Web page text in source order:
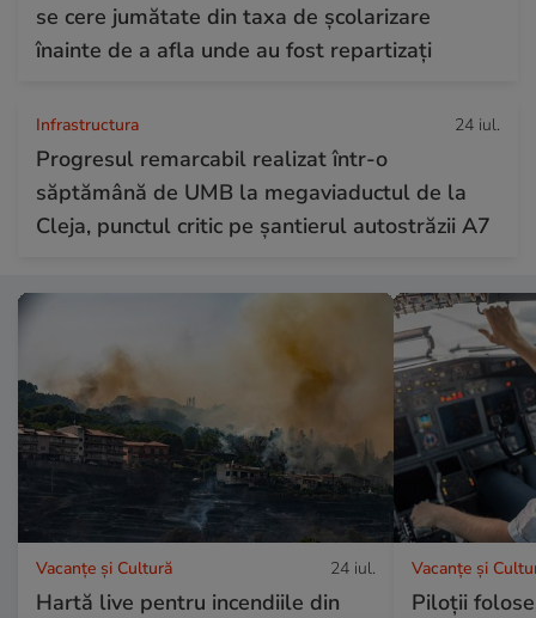
se cere jumătate din taxa de școlarizare
înainte de a afla unde au fost repartizați
Infrastructura 24 iul.
Progresul remarcabil realizat într-o
săptămână de UMB la megaviaductul de la
Cleja, punctul critic pe șantierul autostrăzii A7
Vacanțe și Cultură 24 iul.
Hartă live pentru incendiile din
Vacanțe și
Piloții